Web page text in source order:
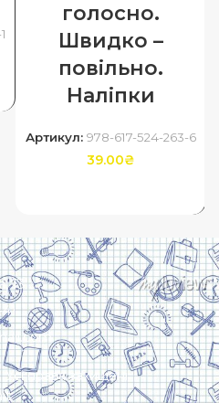
голосно.
Швидко –
повільно.
Наліпки
Артикул: 978-617-524-263-6
39.00₴
13
права захищені